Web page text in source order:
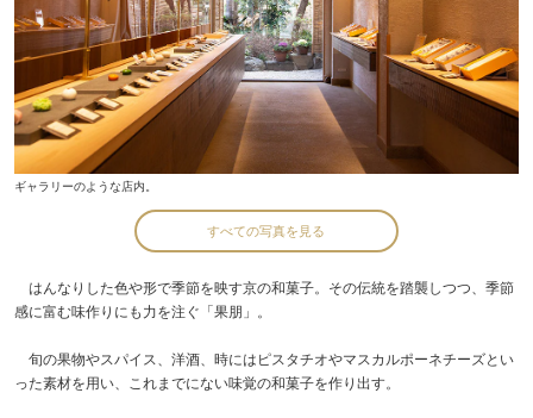
ギャラリーのような店内。
すべての写真を見る
はんなりした色や形で季節を映す京の和菓子。その伝統を踏襲しつつ、季節
感に富む味作りにも力を注ぐ「果朋」。
旬の果物やスパイス、洋酒、時にはピスタチオやマスカルポーネチーズとい
った素材を用い、これまでにない味覚の和菓子を作り出す。